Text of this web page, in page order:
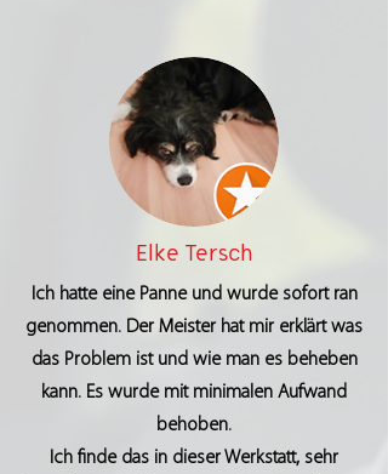
Elke Tersch
Ich hatte eine Panne und wurde sofort ran
genommen. Der Meister hat mir erklärt was
das Problem ist und wie man es beheben
kann. Es wurde mit minimalen Aufwand
behoben.
Ich finde das in dieser Werkstatt, sehr